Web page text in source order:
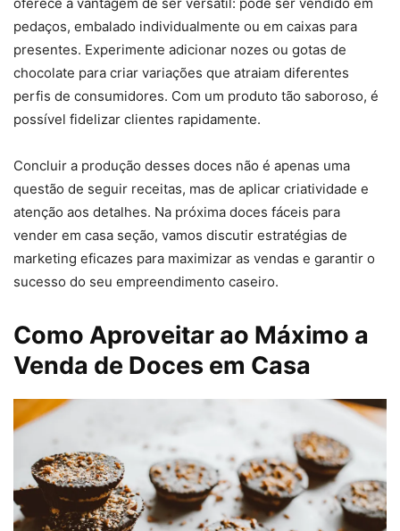
pedaços, embalado individualmente ou em caixas para
presentes. Experimente adicionar nozes ou gotas de
chocolate para criar variações que atraiam diferentes
perfis de consumidores. Com um produto tão saboroso, é
possível fidelizar clientes rapidamente.
Concluir a produção desses doces não é apenas uma
questão de seguir receitas, mas de aplicar criatividade e
atenção aos detalhes. Na próxima doces fáceis para
vender em casa seção, vamos discutir estratégias de
marketing eficazes para maximizar as vendas e garantir o
sucesso do seu empreendimento caseiro.
Como Aproveitar ao Máximo a
Venda de Doces em Casa